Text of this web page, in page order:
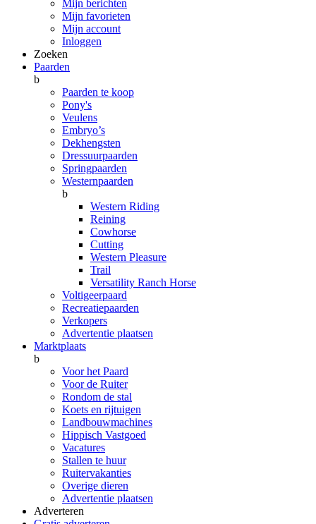
Mijn berichten
Mijn favorieten
Mijn account
Inloggen
Zoeken
Paarden
b
Paarden te koop
Pony's
Veulens
Embryo’s
Dekhengsten
Dressuurpaarden
Springpaarden
Westernpaarden
b
Western Riding
Reining
Cowhorse
Cutting
Western Pleasure
Trail
Versatility Ranch Horse
Voltigeerpaard
Recreatiepaarden
Verkopers
Advertentie plaatsen
Marktplaats
b
Voor het Paard
Voor de Ruiter
Rondom de stal
Koets en rijtuigen
Landbouwmachines
Hippisch Vastgoed
Vacatures
Stallen te huur
Ruitervakanties
Overige dieren
Advertentie plaatsen
Adverteren